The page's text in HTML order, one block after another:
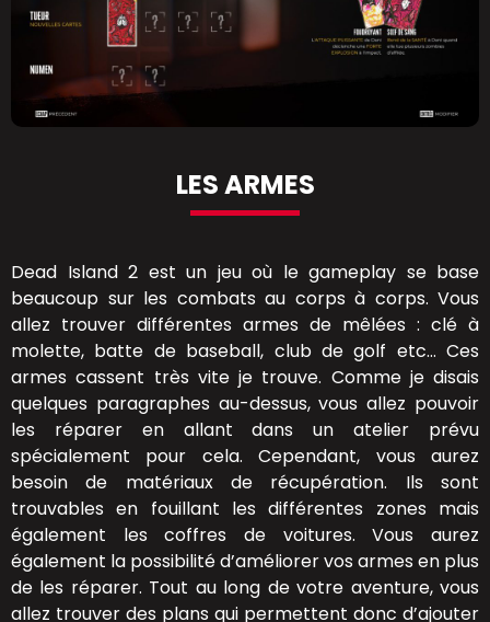
LES ARMES
Dead Island 2 est un jeu où le gameplay se base
beaucoup sur les combats au corps à corps. Vous
allez trouver différentes armes de mêlées : clé à
molette, batte de baseball, club de golf etc… Ces
armes cassent très vite je trouve. Comme je disais
quelques paragraphes au-dessus, vous allez pouvoir
les réparer en allant dans un atelier prévu
spécialement pour cela. Cependant, vous aurez
besoin de matériaux de récupération. Ils sont
trouvables en fouillant les différentes zones mais
également les coffres de voitures. Vous aurez
également la possibilité d’améliorer vos armes en plus
de les réparer. Tout au long de votre aventure, vous
allez trouver des plans qui permettent donc d’ajouter